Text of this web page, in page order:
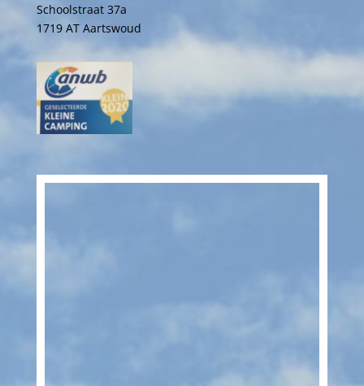
Schoolstraat 37a
1719 AT Aartswoud